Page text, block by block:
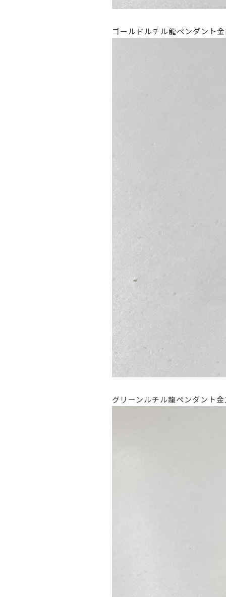
ゴールドルチル龍ペンダント
グリーンルチル龍ペンダント